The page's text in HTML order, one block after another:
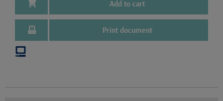
Add to cart
Print document